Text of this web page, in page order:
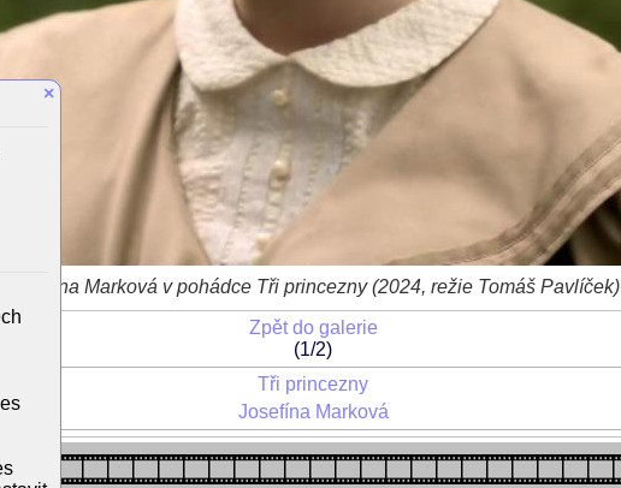
Josefína Marková v pohádce Tři princezny (2024, režie Tomáš Pavlíček)
Zpět do galerie
(1/2)
Tři princezny
Josefína Marková
×